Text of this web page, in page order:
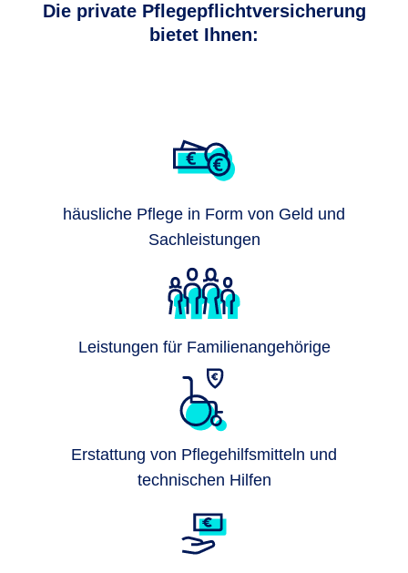
Die private Pflegepflichtversicherung
bietet Ihnen:
häusliche Pflege in Form von Geld und
Sachleistungen
Leistungen für Familienangehörige
Erstattung von Pflegehilfsmitteln und
technischen Hilfen